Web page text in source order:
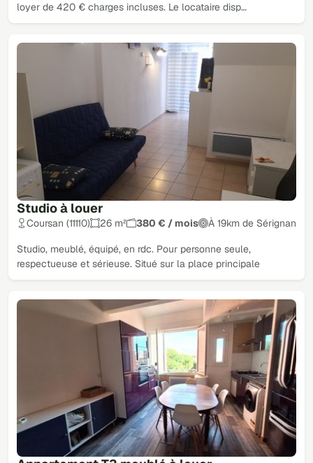
loyer de 420 € charges incluses. Le locataire disp…
Studio à louer
Coursan (11110) 26 m² 380 € / mois À 19km de Sérignan
Studio, meublé, équipé, en rdc. Pour personne seule,
respectueuse et sérieuse. Situé sur la place principale